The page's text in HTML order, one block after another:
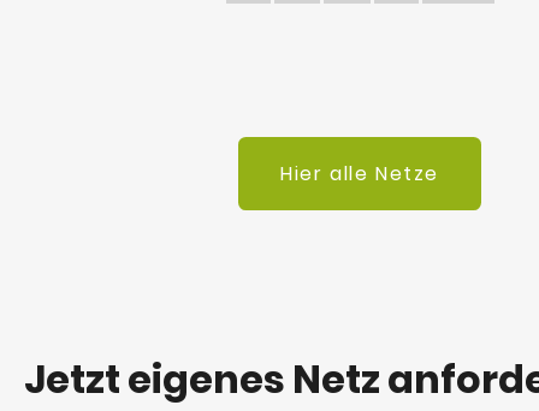
Hier alle Netze
Jetzt eigenes Netz